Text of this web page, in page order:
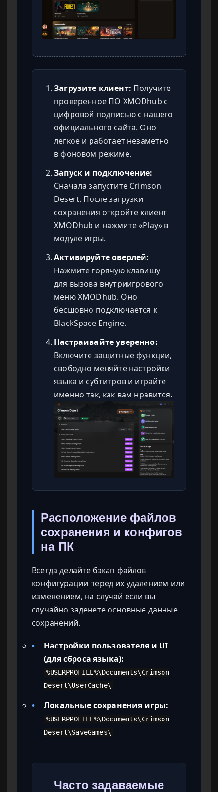
Загрузите клиент: Получите
проверенное ПО XMODhub с
цифровой подписью с нашего
официального сайта. Оно
легкое и работает незаметно
в фоновом режиме.
Запуск и подключение:
Сначала запустите Crimson
Desert. После загрузки
сохранения откройте клиент
XMODhub и нажмите «Play» в
модуле игры.
Активируйте оверлей:
Нажмите горячую клавишу
для вызова внутриигрового
меню XMODhub. Оно
бесшовно подключается к
BlackSpace Engine.
Настраивайте уверенно:
Включите защитные функции,
свободно меняйте настройки
языка и субтитров и играйте
именно так, как вам нравится.
Расположение файлов
сохранения и конфигов
на ПК
Всегда делайте бэкап файлов
конфигурации перед их удалением или
изменением, на случай если вы
случайно заденете основные данные
сохранений.
•
Настройки пользователя и UI
(для сброса языка):
%USERPROFILE%\Documents\Crimson
Desert\UserCache\
• Локальные сохранения игры:
%USERPROFILE%\Documents\Crimson
Desert\SaveGames\
Часто задаваемые